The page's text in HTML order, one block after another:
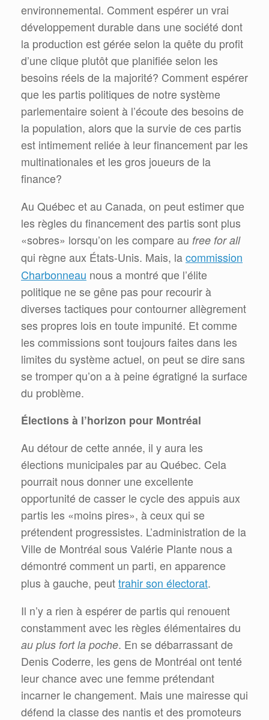
environnemental. Comment espérer un vrai
développement durable dans une société dont
la production est gérée selon la quête du profit
d’une clique plutôt que planifiée selon les
besoins réels de la majorité? Comment espérer
que les partis politiques de notre système
parlementaire soient à l’écoute des besoins de
la population, alors que la survie de ces partis
est intimement reliée à leur financement par les
multinationales et les gros joueurs de la
finance?
Au Québec et au Canada, on peut estimer que
les règles du financement des partis sont plus
«sobres» lorsqu’on les compare au free for all
qui règne aux États-Unis. Mais, la commission
Charbonneau nous a montré que l’élite
politique ne se gêne pas pour recourir à
diverses tactiques pour contourner allègrement
ses propres lois en toute impunité. Et comme
les commissions sont toujours faites dans les
limites du système actuel, on peut se dire sans
se tromper qu’on a à peine égratigné la surface
du problème.
Élections à l’horizon pour Montréal
Au détour de cette année, il y aura les
élections municipales par au Québec. Cela
pourrait nous donner une excellente
opportunité de casser le cycle des appuis aux
partis les «moins pires», à ceux qui se
prétendent progressistes. L’administration de la
Ville de Montréal sous Valérie Plante nous a
démontré comment un parti, en apparence
plus à gauche, peut trahir son électorat.
Il n’y a rien à espérer de partis qui renouent
constamment avec les règles élémentaires du
au plus fort la poche. En se débarrassant de
Denis Coderre, les gens de Montréal ont tenté
leur chance avec une femme prétendant
incarner le changement. Mais une mairesse qui
défend la classe des nantis et des promoteurs